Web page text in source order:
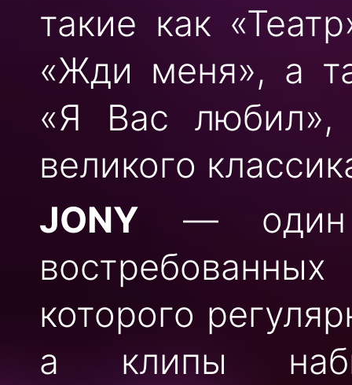
такие как
«Жди меня», а
«Я Вас любил»,
великого
JONY — один
которого
а клипы